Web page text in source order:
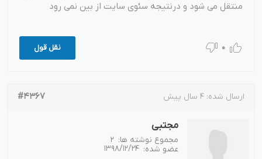
منتقل می شود و درنتیجه سئوی سایت از بین نمی رود
نقل قول 0
ارسال شده: 4 سال پیش #4367
مجتبی
مجموع نوشته ها: 2
عضو شده: 1398/12/24